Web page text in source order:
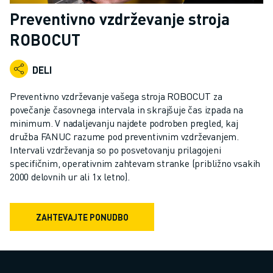
INDUSTRIJSKI ROBOTI
SODELUJOČI ROBOTI
NABOR ROBOTOV
DODATKI ZA ROBOTE
PROGRAMSKA OPREMA ZA SIMULACIJO
IZDELKI ZA IZOBRAŽEVALNO ROBOTIKO
AVTOMATIZACIJA ROBOTOV
ROBOTI ZA OBLOČNO VARJENJE
ČLENKASTI ROBOTI
SERIJA ARC MATE
ROBOTI DELTA
ROBOTI ZA HRANO IN ČISTE PROSTORE
Preventivno vzdrževanje stroja
ROBOCUT
DELI
Preventivno vzdrževanje vašega stroja ROBOCUT za
povečanje časovnega intervala in skrajšuje čas izpada na
minimum. V nadaljevanju najdete podroben pregled, kaj
družba FANUC razume pod preventivnim vzdrževanjem.
Intervali vzdrževanja so po posvetovanju prilagojeni
specifičnim, operativnim zahtevam stranke (približno vsakih
2000 delovnih ur ali 1x letno).
ZAHTEVAJTE PONUDBO